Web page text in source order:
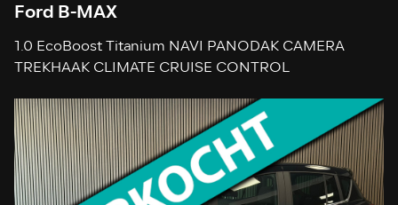
Ford B-MAX
1.0 EcoBoost Titanium NAVI PANODAK CAMERA
TREKHAAK CLIMATE CRUISE CONTROL